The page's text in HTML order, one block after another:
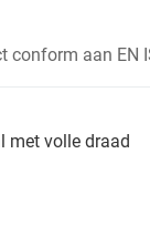
conform aan EN
met volle draad